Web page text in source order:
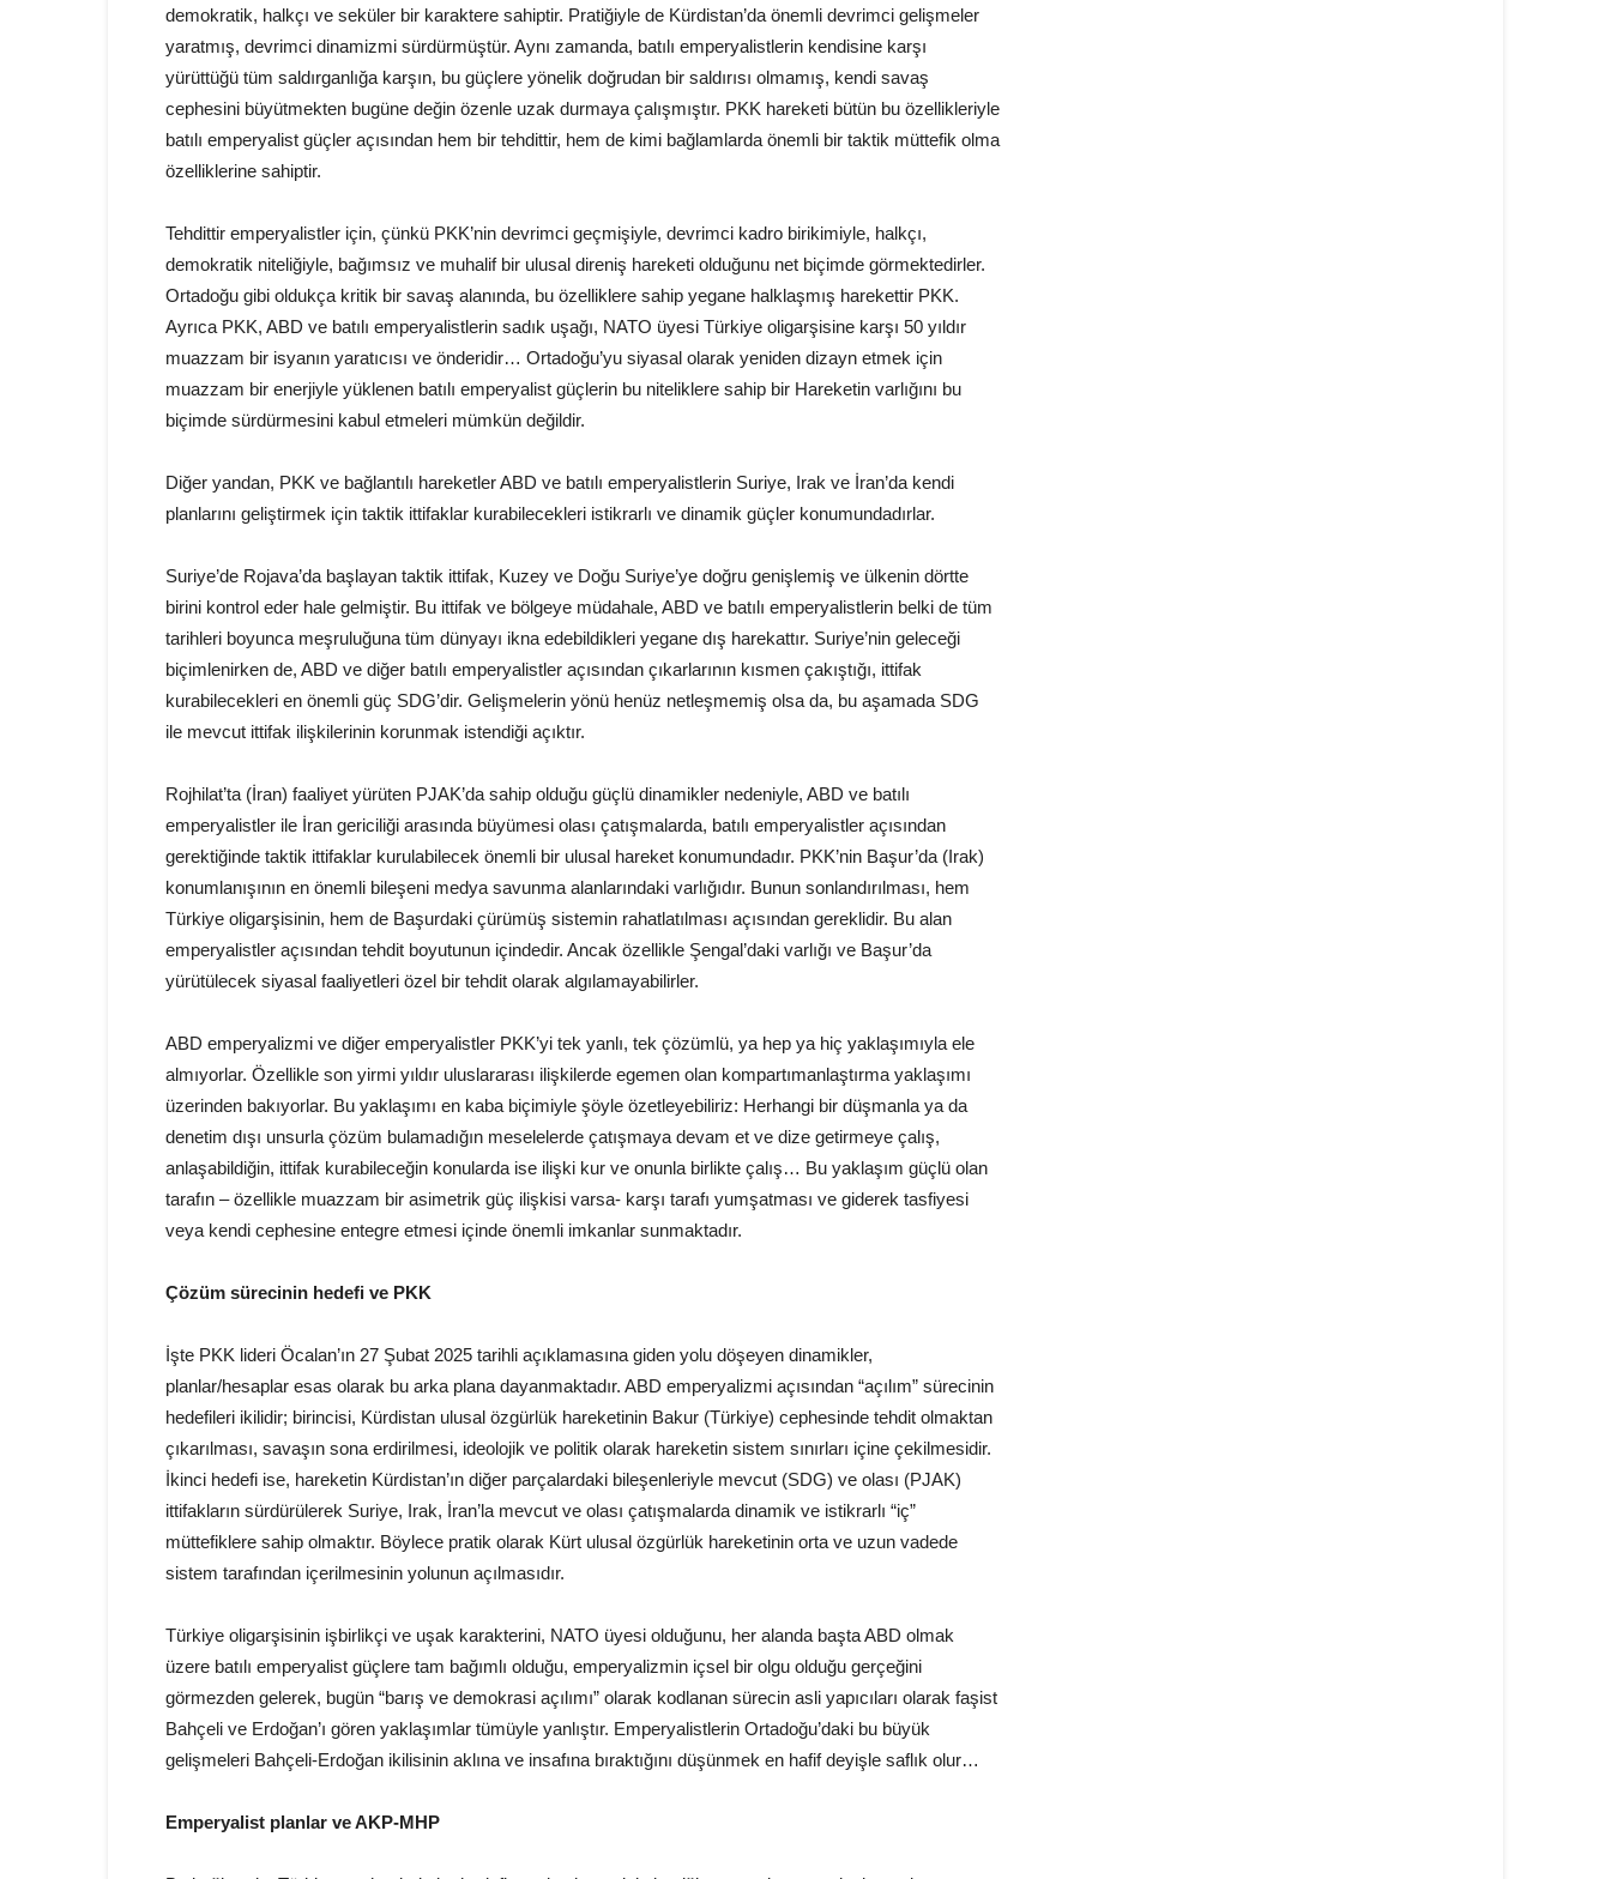
demokratik, halkçı ve seküler bir karaktere sahiptir. Pratiğiyle de Kürdistan’da önemli devrimci gelişmeler
yaratmış, devrimci dinamizmi sürdürmüştür. Aynı zamanda, batılı emperyalistlerin kendisine karşı
yürüttüğü tüm saldırganlığa karşın, bu güçlere yönelik doğrudan bir saldırısı olmamış, kendi savaş
cephesini büyütmekten bugüne değin özenle uzak durmaya çalışmıştır. PKK hareketi bütün bu özellikleriyle
batılı emperyalist güçler açısından hem bir tehdittir, hem de kimi bağlamlarda önemli bir taktik müttefik olma
özelliklerine sahiptir.
Tehdittir emperyalistler için, çünkü PKK’nin devrimci geçmişiyle, devrimci kadro birikimiyle, halkçı,
demokratik niteliğiyle, bağımsız ve muhalif bir ulusal direniş hareketi olduğunu net biçimde görmektedirler.
Ortadoğu gibi oldukça kritik bir savaş alanında, bu özelliklere sahip yegane halklaşmış harekettir PKK.
Ayrıca PKK, ABD ve batılı emperyalistlerin sadık uşağı, NATO üyesi Türkiye oligarşisine karşı 50 yıldır
muazzam bir isyanın yaratıcısı ve önderidir… Ortadoğu’yu siyasal olarak yeniden dizayn etmek için
muazzam bir enerjiyle yüklenen batılı emperyalist güçlerin bu niteliklere sahip bir Hareketin varlığını bu
biçimde sürdürmesini kabul etmeleri mümkün değildir.
Diğer yandan, PKK ve bağlantılı hareketler ABD ve batılı emperyalistlerin Suriye, Irak ve İran’da kendi
planlarını geliştirmek için taktik ittifaklar kurabilecekleri istikrarlı ve dinamik güçler konumundadırlar.
Suriye’de Rojava’da başlayan taktik ittifak, Kuzey ve Doğu Suriye’ye doğru genişlemiş ve ülkenin dörtte
birini kontrol eder hale gelmiştir. Bu ittifak ve bölgeye müdahale, ABD ve batılı emperyalistlerin belki de tüm
tarihleri boyunca meşruluğuna tüm dünyayı ikna edebildikleri yegane dış harekattır. Suriye’nin geleceği
biçimlenirken de, ABD ve diğer batılı emperyalistler açısından çıkarlarının kısmen çakıştığı, ittifak
kurabilecekleri en önemli güç SDG’dir. Gelişmelerin yönü henüz netleşmemiş olsa da, bu aşamada SDG
ile mevcut ittifak ilişkilerinin korunmak istendiği açıktır.
Rojhilat’ta (İran) faaliyet yürüten PJAK’da sahip olduğu güçlü dinamikler nedeniyle, ABD ve batılı
emperyalistler ile İran gericiliği arasında büyümesi olası çatışmalarda, batılı emperyalistler açısından
gerektiğinde taktik ittifaklar kurulabilecek önemli bir ulusal hareket konumundadır. PKK’nin Başur’da (Irak)
konumlanışının en önemli bileşeni medya savunma alanlarındaki varlığıdır. Bunun sonlandırılması, hem
Türkiye oligarşisinin, hem de Başurdaki çürümüş sistemin rahatlatılması açısından gereklidir. Bu alan
emperyalistler açısından tehdit boyutunun içindedir. Ancak özellikle Şengal’daki varlığı ve Başur’da
yürütülecek siyasal faaliyetleri özel bir tehdit olarak algılamayabilirler.
ABD emperyalizmi ve diğer emperyalistler PKK’yi tek yanlı, tek çözümlü, ya hep ya hiç yaklaşımıyla ele
almıyorlar. Özellikle son yirmi yıldır uluslararası ilişkilerde egemen olan kompartımanlaştırma yaklaşımı
üzerinden bakıyorlar. Bu yaklaşımı en kaba biçimiyle şöyle özetleyebiliriz: Herhangi bir düşmanla ya da
denetim dışı unsurla çözüm bulamadığın meselelerde çatışmaya devam et ve dize getirmeye çalış,
anlaşabildiğin, ittifak kurabileceğin konularda ise ilişki kur ve onunla birlikte çalış… Bu yaklaşım güçlü olan
tarafın – özellikle muazzam bir asimetrik güç ilişkisi varsa- karşı tarafı yumşatması ve giderek tasfiyesi
veya kendi cephesine entegre etmesi içinde önemli imkanlar sunmaktadır.
Çözüm sürecinin hedefi ve PKK
İşte PKK lideri Öcalan’ın 27 Şubat 2025 tarihli açıklamasına giden yolu döşeyen dinamikler,
planlar/hesaplar esas olarak bu arka plana dayanmaktadır. ABD emperyalizmi açısından “açılım” sürecinin
hedefileri ikilidir; birincisi, Kürdistan ulusal özgürlük hareketinin Bakur (Türkiye) cephesinde tehdit olmaktan
çıkarılması, savaşın sona erdirilmesi, ideolojik ve politik olarak hareketin sistem sınırları içine çekilmesidir.
İkinci hedefi ise, hareketin Kürdistan’ın diğer parçalardaki bileşenleriyle mevcut (SDG) ve olası (PJAK)
ittifakların sürdürülerek Suriye, Irak, İran’la mevcut ve olası çatışmalarda dinamik ve istikrarlı “iç”
müttefiklere sahip olmaktır. Böylece pratik olarak Kürt ulusal özgürlük hareketinin orta ve uzun vadede
sistem tarafından içerilmesinin yolunun açılmasıdır.
Türkiye oligarşisinin işbirlikçi ve uşak karakterini, NATO üyesi olduğunu, her alanda başta ABD olmak
üzere batılı emperyalist güçlere tam bağımlı olduğu, emperyalizmin içsel bir olgu olduğu gerçeğini
görmezden gelerek, bugün “barış ve demokrasi açılımı” olarak kodlanan sürecin asli yapıcıları olarak faşist
Bahçeli ve Erdoğan’ı gören yaklaşımlar tümüyle yanlıştır. Emperyalistlerin Ortadoğu’daki bu büyük
gelişmeleri Bahçeli-Erdoğan ikilisinin aklına ve insafına bıraktığını düşünmek en hafif deyişle saflık olur…
Emperyalist planlar ve AKP-MHP